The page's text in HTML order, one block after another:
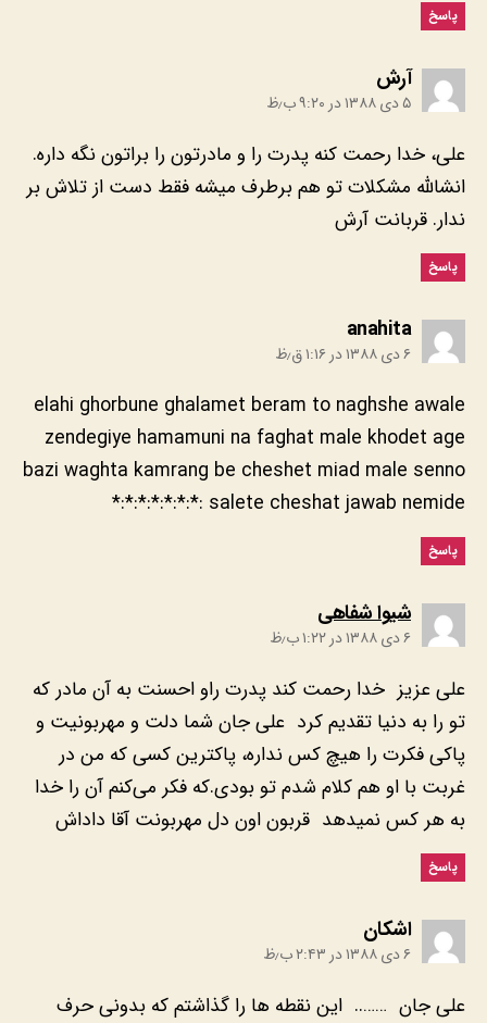
پاسخ
۵ دی ۱۳۸۸ در ۹:۲۰ ب٫ظ
‎علی، خدا رحمت کنه پدرت را و مادرتون را براتون نگه داره.
انشالله مشکلات تو هم برطرف میشه فقط دست از تلاش بر
ندار. قربانت آرش
پاسخ
‎anahita
۶ دی ۱۳۸۸ در ۱:۱۶ ق٫ظ
elahi ghorbune ghalamet beram to naghshe awale
zendegiye hamamuni na faghat male khodet age
bazi waghta kamrang be cheshet miad male senno
salete cheshat jawab nemide :*:*:*:*:*:*:*
پاسخ
۶ دی ۱۳۸۸ در ۱:۲۲ ب٫ظ
‎علی‌ عزیز خدا رحمت کند پدرت راو احسنت به آن مادر که
تو را به دنیا تقدیم کرد علی‌ جان شما دلت و مهربونیت و
پاکی‌ فکرت را هیچ کس نداره، پاکترین کسی‌ که من در
غربت با او هم کلام شدم تو بودی.که فکر می‌کنم آن را خدا
به هر کس نمیدهد قربون اون دل مهربونت آقا داداش
پاسخ
۶ دی ۱۳۸۸ در ۲:۴۳ ب٫ظ
‎علی جان …….. این نقطه ها را گذاشتم که بدونی حرف